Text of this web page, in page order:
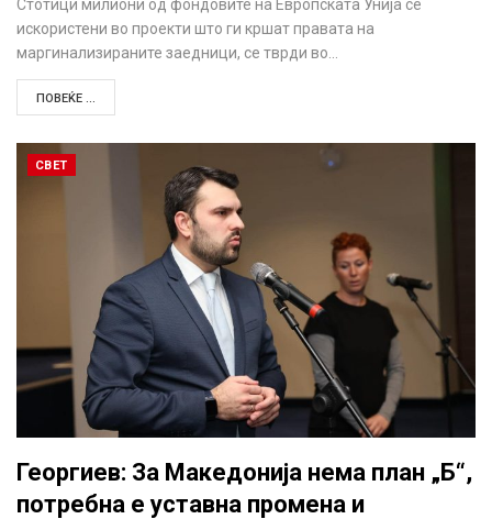
Стотици милиони од фондовите на Европската Унија се
искористени во проекти што ги кршат правата на
маргинализираните заедници, се тврди во…
ПОВЕЌЕ ...
СВЕТ
Георгиев: За Македонија нема план „Б“,
потребна е уставна промена и